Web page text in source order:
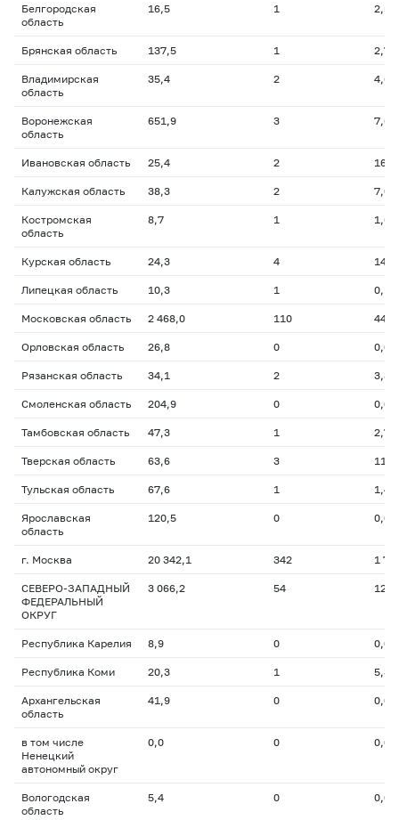
Белгородская
область
16,5 1 2,5
Брянская область 137,5 1 2,7
Владимирская
область
35,4 2 4,6
Воронежская
область
651,9 3 7,6
Ивановская область 25,4 2 16,9
Калужская область 38,3 2 7,0
Костромская
область
8,7 1 1,6
Курская область 24,3 4 14,3
Липецкая область 10,3 1 0,1
Московская область 2 468,0 110
Орловская область 26,8 0 0,0
Рязанская область 34,1 2 3,8
Смоленская область 204,9 0 0,0
Тамбовская область 47,3 1 2,7
Тверская область 63,6 3 11,6
Тульская область 67,6 1 1,4
Ярославская
область
120,5 0 0,0
г. Москва 20 342,1 342 1
СЕВЕРО-ЗАПАДНЫЙ
ФЕДЕРАЛЬНЫЙ
ОКРУГ
3 066,2 54
Республика Карелия 8,9 0 0,0
Республика Коми 20,3 1 5,3
Архангельская
область
41,9 0 0,0
в том числе
Ненецкий
автономный округ
0,0 0 0,0
Вологодская
область
5,4 0 0,0